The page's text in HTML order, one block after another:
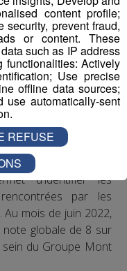
conviviaux qui
De plus, il est
de participer à des
avec les clubs
Chamonix ou le FC
qui accroissent la
les liens entre
chaque année
d'identifier les
par les
mois de juin 2022,
globale de 8 sur
du Groupe Mont
content profile;
security, prevent fraud,
or content. These
such as IP address
functionalities: Actively
Use precise
offline data sources;
use automatically-sent
REFUSE